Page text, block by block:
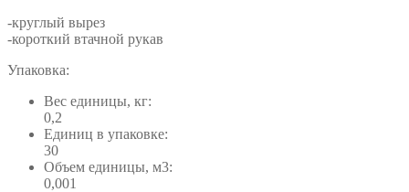
-круглый вырез
-короткий втачной рукав
Упаковка:
Вес единицы, кг:
0,2
Единиц в упаковке:
30
Объем единицы, м3:
0,001